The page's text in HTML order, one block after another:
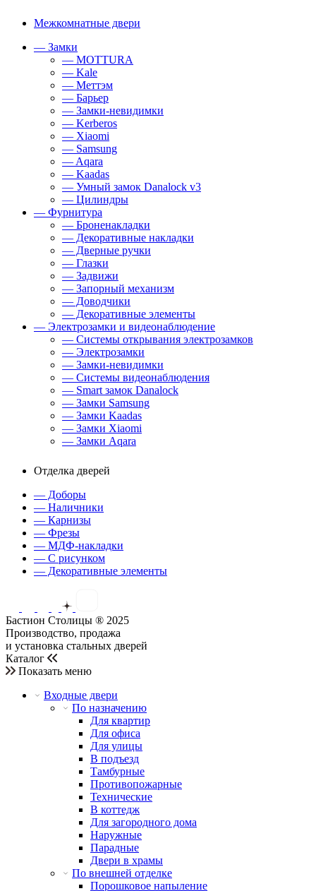
Межкомнатные двери
— Замки
— MOTTURA
— Kale
— Меттэм
— Барьер
— Замки-невидимки
— Kerberos
— Xiaomi
— Samsung
— Aqara
— Kaadas
— Умный замок Danalock v3
— Цилиндры
— Фурнитура
— Броненакладки
— Декоративные накладки
— Дверные ручки
— Глазки
— Задвижи
— Запорный механизм
— Доводчики
— Декоративные элементы
— Электрозамки и видеонаблюдение
— Системы открывания электрозамков
— Электрозамки
— Замки-невидимки
— Системы видеонаблюдения
— Smart замок Danalock
— Замки Samsung
— Замки Kaadas
— Замки Xiaomi
— Замки Aqara
Отделка дверей
— Доборы
— Наличники
— Карнизы
— Фрезы
— МДФ-накладки
— С рисунком
— Декоративные элементы
Бастион Столицы ® 2025
Производство, продажа
и установка стальных дверей
Каталог
Показать меню
Входные двери
По назначению
Для квартир
Для офиса
Для улицы
В подъезд
Тамбурные
Противопожарные
Технические
В коттедж
Для загородного дома
Наружные
Парадные
Двери в храмы
По внешней отделке
Порошковое напыление